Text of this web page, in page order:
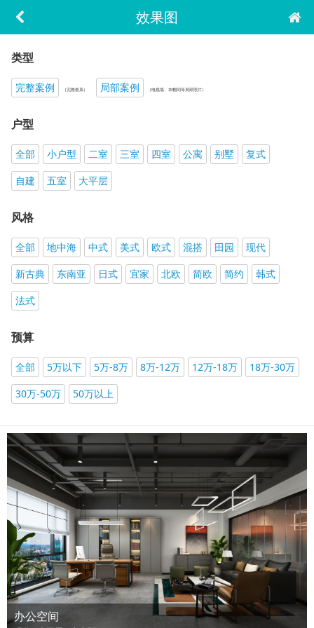
效果图
类型
完整案例 （完整套系） 局部案例 （电视墙、衣帽间等局部照片）
户型
全部 小户型 二室 三室 四室 公寓 别墅
复式
自建
五室 大平层
风格
全部 地中海 中式 美式 欧式 混搭 田园
现代
新古典
东南亚 日式 宜家 北欧 简欧 简约
韩式
法式
预算
全部 5万以下 5万-8万 8万-12万 12万-18万
18万-30万
30万-50万
50万以上
办公空间